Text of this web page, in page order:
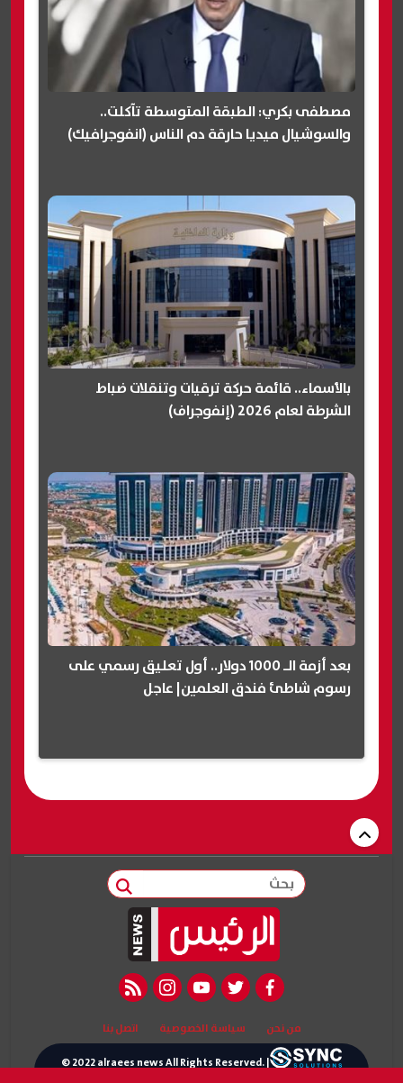
مصطفى بكري: الطبقة المتوسطة تآكلت..
والسوشيال ميديا حارقة دم الناس (انفوجرافيك)
بالأسماء.. قائمة حركة ترقيات وتنقلات ضباط
الشرطة لعام 2026 (إنفوجراف)
بعد أزمة الـ 1000 دولار.. أول تعليق رسمي على
رسوم شاطئ فندق العلمين| عاجل
بحث
facebook
twitter
youtube
instagram
rss feed
من نحن سياسة الخصوصية اتصل بنا
© 2022 alraees news All Rights Reserved. |